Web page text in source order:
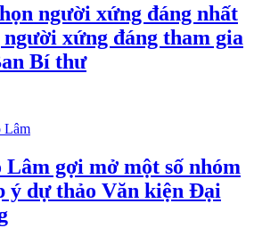
người xứng đáng nhất
xứng đáng tham gia
Bí thư
gợi mở một số nhóm
ý dự thảo Văn kiện Đại